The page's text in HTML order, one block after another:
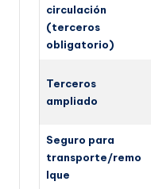
circulación
(terceros
obligatorio)
Terceros
ampliado
Seguro para
transporte/remo
lque